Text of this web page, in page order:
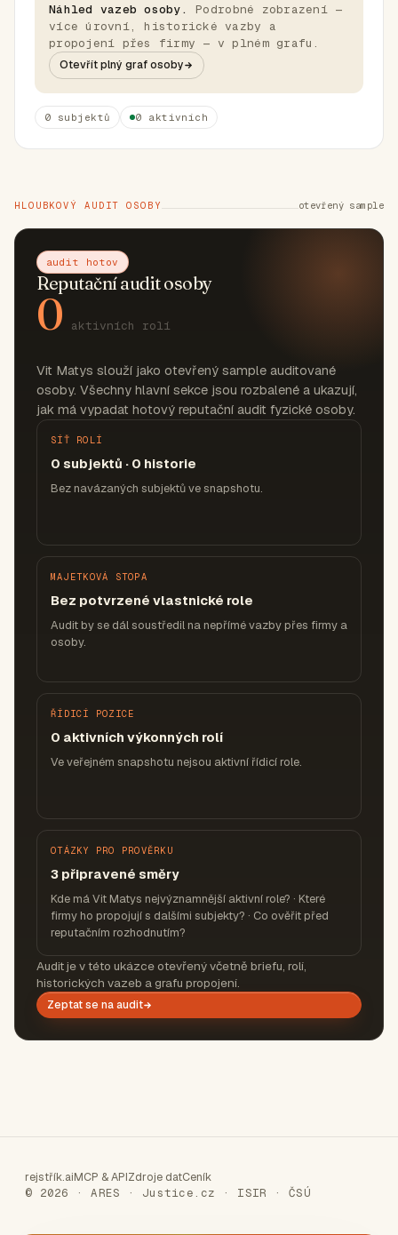
Náhled vazeb osoby.
Podrobné zobrazení —
více úrovní, historické vazby a
propojení přes firmy — v plném grafu.
Otevřít plný graf osoby
0 subjektů 0 aktivních
HLOUBKOVÝ AUDIT OSOBY otevřený sample
audit hotov
Reputační audit osoby
0 aktivních rolí
Vit Matys slouží jako otevřený sample auditované
osoby. Všechny hlavní sekce jsou rozbalené a ukazují,
jak má vypadat hotový reputační audit fyzické osoby.
SÍŤ ROLÍ
0 subjektů · 0 historie
Bez navázaných subjektů ve snapshotu.
MAJETKOVÁ STOPA
Bez potvrzené vlastnické role
Audit by se dál soustředil na nepřímé vazby přes firmy a
osoby.
ŘÍDICÍ POZICE
0 aktivních výkonných rolí
Ve veřejném snapshotu nejsou aktivní řídicí role.
OTÁZKY PRO PROVĚRKU
3 připravené směry
Kde má Vit Matys nejvýznamnější aktivní role? · Které
firmy ho propojují s dalšími subjekty? · Co ověřit před
reputačním rozhodnutím?
Audit je v této ukázce otevřený včetně briefu, rolí,
historických vazeb a grafu propojení.
Zeptat se na audit
rejstřík.aiMCP & APIZdroje datCeník
© 2026 · ARES · Justice.cz · ISIR · ČSÚ